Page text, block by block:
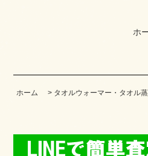
ホ
ホーム > タオルウォーマー・タオル